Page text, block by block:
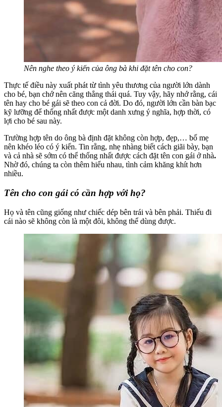
Nên nghe theo ý kiến của ông bà khi đặt tên cho con?
Thực tế điều này xuất phát từ tình yêu thương của người lớn dành
cho bé, bạn chớ nên căng thẳng thái quá. Tuy vậy, hãy nhớ rằng, cái
tên hay cho bé gái sẽ theo con cả đời. Do đó, người lớn cần bàn bạc
kỹ lưỡng để thống nhất được một danh xưng ý nghĩa, hợp thời, có
lợi cho bé sau này.
Trường hợp tên do ông bà định đặt không còn hợp, đẹp,… bố mẹ
nên khéo léo có ý kiến. Tin rằng, nhẹ nhàng biết cách giãi bày, bạn
và cả nhà sẽ sớm có thể thống nhất được cách đặt tên con gái ở nhà.
Nhờ đó, chúng ta còn thêm hiểu nhau, tình cảm khăng khít hơn
nhiều.
Tên cho con gái có cần hợp với họ?
Họ và tên cũng giống như chiếc dép bên trái và bên phải. Thiếu đi
cái nào sẽ không còn là một đôi, không thể dùng được.